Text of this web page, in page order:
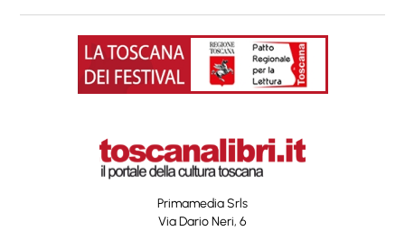
Primamedia Srls
Via Dario Neri, 6